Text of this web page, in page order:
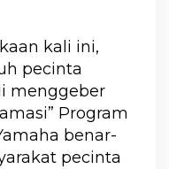
kali ini,
pecinta
menggeber
Program
benar-
pecinta